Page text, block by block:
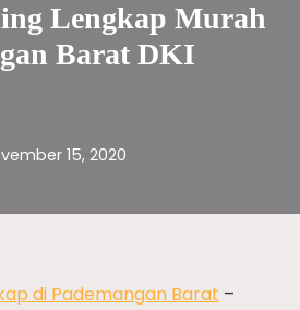
Lengkap Murah
Barat DKI
15, 2020
di Pademangan Barat –